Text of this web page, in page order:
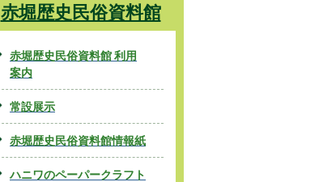
赤堀歴史民俗資料館
赤堀歴史民俗資料館 利用
案内
常設展示
赤堀歴史民俗資料館情報紙
ハニワのペーパークラフト